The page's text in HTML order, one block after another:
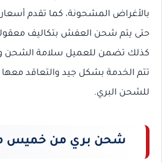
بالأغراض المشحونة، كما تقدم أسعار
حتى يتم شحن العفش بتكاليف معقولة
كذلك تضمن للعميل سلامة الشحن
تتم الخدمة بشكل جيد والتعاقد معها
للشحن البري.
شحن بري من خميس